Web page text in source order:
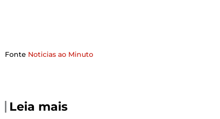
Fonte Noticias ao Minuto
Leia mais